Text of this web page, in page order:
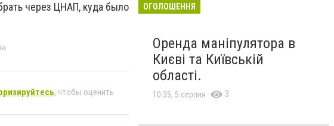
через ЦНАП, куда было
, чтобы оценить
ОГОЛОШЕННЯ
Оренда маніпулятора в
Києві та Київській
області.
10:35, 5 серпня 3